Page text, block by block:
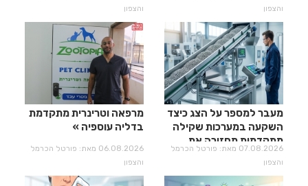
והצפון
והצפון
מעבר למספר על הצג כיצד
השקעה במערכות שקילה
מתקדמות מחזירה את
עצמה?
07.08.2026 מאת: פורטל הכרמל
והצפון
מרפאה וטרינרית מתקדמת
בדליה עוספיה
06.08.2026 מאת: פורטל הכרמל
והצפון